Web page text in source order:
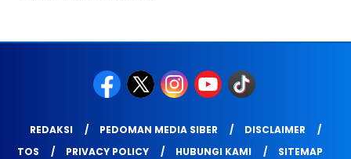
REDAKSI PEDOMAN MEDIA SIBER
DISCLAIMER
TOS
PRIVACY POLICY HUBUNGI KAMI SITEMAP